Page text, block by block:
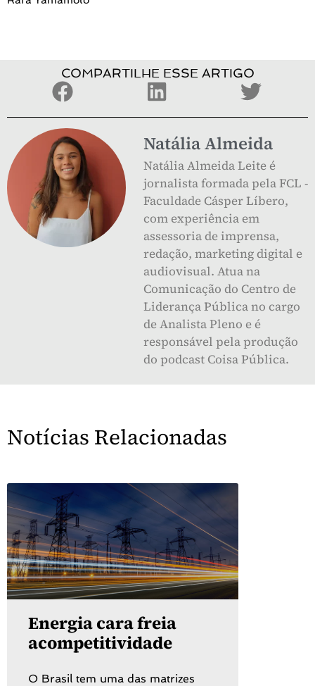
COMPARTILHE ESSE ARTIGO
Natália Almeida
Natália Almeida Leite é
jornalista formada pela FCL -
Faculdade Cásper Líbero,
com experiência em
assessoria de imprensa,
redação, marketing digital e
audiovisual. Atua na
Comunicação do Centro de
Liderança Pública no cargo
de Analista Pleno e é
responsável pela produção
do podcast Coisa Pública.
Notícias Relacionadas
Energia cara freia
acompetitividade
O Brasil tem uma das matrizes